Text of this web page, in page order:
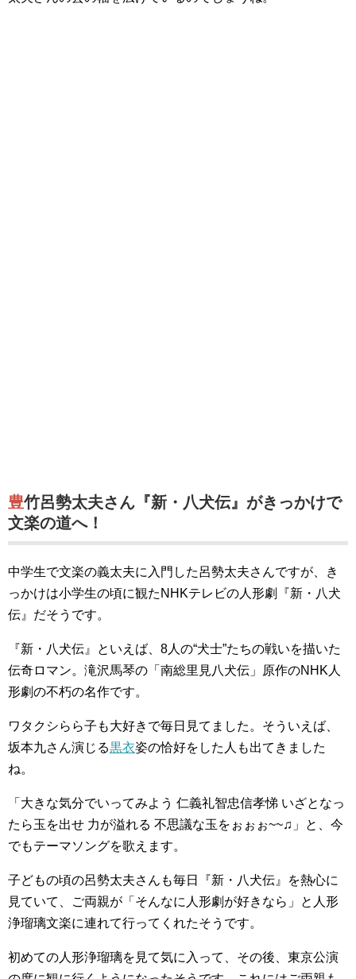
豊竹呂勢太夫さん『新・八犬伝』がきっかけで
文楽の道へ！
中学生で文楽の義太夫に入門した呂勢太夫さんですが、き
っかけは小学生の頃に観たNHKテレビの人形劇『新・八犬
伝』だそうです。
『新・八犬伝』といえば、8人の“犬士”たちの戦いを描いた
伝奇ロマン。滝沢馬琴の「南総里見八犬伝」原作のNHK人
形劇の不朽の名作です。
ワタクシらら子も大好きで毎日見てました。そういえば、
坂本九さん演じる黒衣姿の恰好をした人も出てきました
ね。
「大きな気分でいってみよう 仁義礼智忠信孝悌 いざとなっ
たら玉を出せ 力が溢れる 不思議な玉をぉぉぉ~~♫」と、今
でもテーマソングを歌えます。
子どもの頃の呂勢太夫さんも毎日『新・八犬伝』を熱心に
見ていて、ご両親が「そんなに人形劇が好きなら」と人形
浄瑠璃文楽に連れて行ってくれたそうです。
初めての人形浄瑠璃を見て気に入って、その後、東京公演